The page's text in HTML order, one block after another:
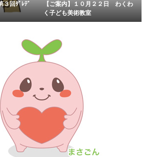
回ﾀﾞﾚﾃﾞ
【ご案内】１０月２２日 わくわ
く子ども美術教室